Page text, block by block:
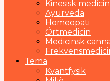
Kinesisk medicin
Ayurveda
Homeopati
Örtmedicin
Medicinsk
Tema
Kvantfysik